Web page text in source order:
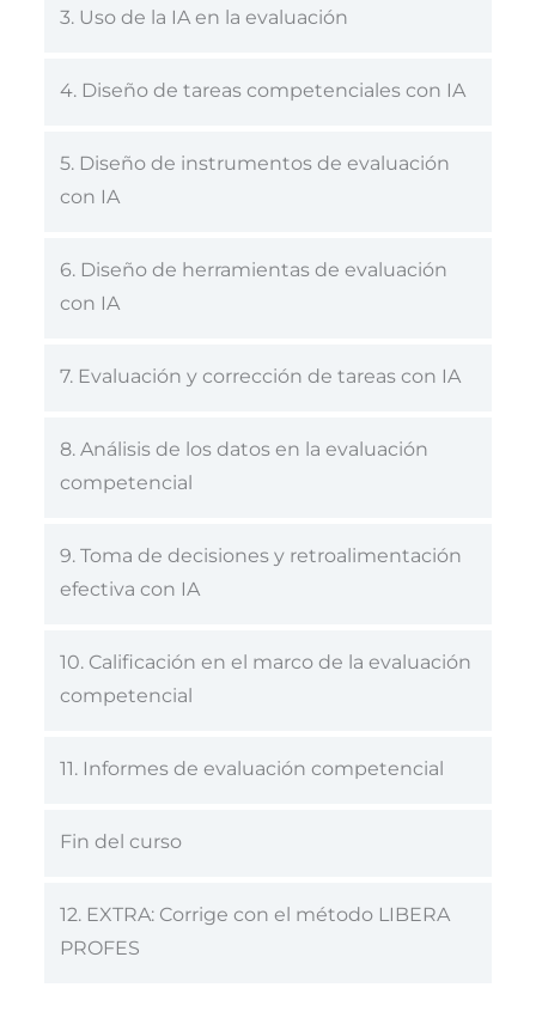
3. Uso de la IA en la evaluación
4. Diseño de tareas competenciales con IA
5. Diseño de instrumentos de evaluación
con IA
6. Diseño de herramientas de evaluación
con IA
7. Evaluación y corrección de tareas con IA
8. Análisis de los datos en la evaluación
competencial
9. Toma de decisiones y retroalimentación
efectiva con IA
10. Calificación en el marco de la evaluación
competencial
11. Informes de evaluación competencial
Fin del curso
12. EXTRA: Corrige con el método LIBERA
PROFES